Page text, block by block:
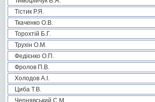
Тістик Р.Я.
Ткаченко О.В.
Торохтій Б.Г.
Трухін О.М.
Федієнко О.П.
Фролов П.В.
Холодов А.І.
Циба Т.В.
Чернявський С.М.